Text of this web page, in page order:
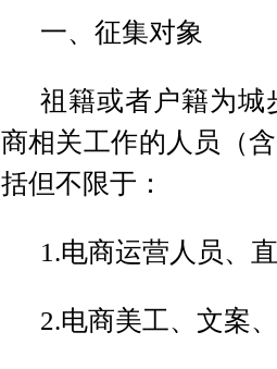
一、征集对象
祖籍或者户籍为城
商相关工作的人员（
括但不限于：
1.电商运营人员、
2.电商美工、文案